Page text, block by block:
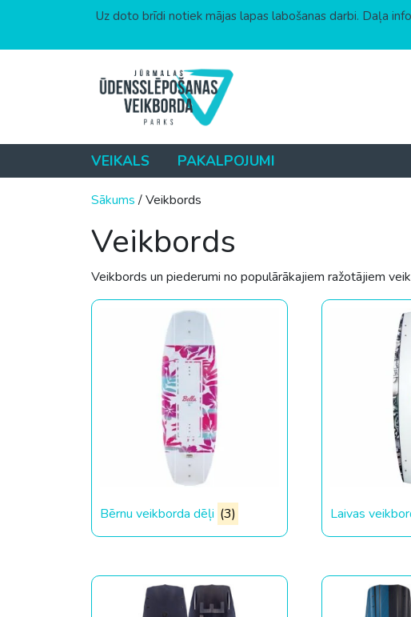
Uz doto brīdi notiek mājas lapas labošanas darbi. Daļa
VEIKALS PAKALPOJUMI
Sākums/ Veikbords
Veikbords
Veikbords un piederumi no populārākajiem ražotājiem
Bērnu veikborda dēļi (3) Laivas